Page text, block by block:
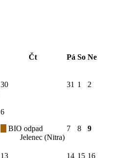
Čt Pá So Ne
30 31 1 2
6
BIO odpad
Jelenec (Nitra)
7 8 9
13 14 15 16